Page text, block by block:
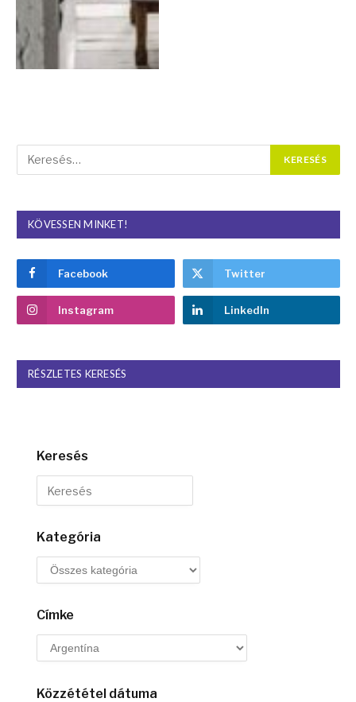
KÖVESSEN MINKET!
Facebook Twitter
Instagram LinkedIn
RÉSZLETES KERESÉS
Keresés
Kategória
Címke
Közzététel dátuma